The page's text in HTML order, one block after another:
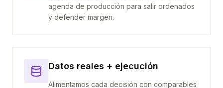
agenda de producción para salir ordenados
y defender margen.
Datos reales + ejecución
Alimentamos cada decisión con comparables